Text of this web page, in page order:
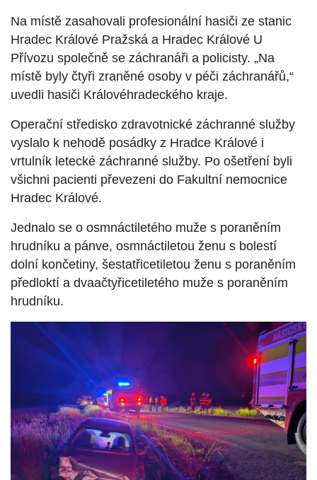
Na místě zasahovali profesionální hasiči ze stanic
Hradec Králové Pražská a Hradec Králové U
Přívozu společně se záchranáři a policisty. „Na
místě byly čtyři zraněné osoby v péči záchranářů,“
uvedli hasiči Královéhradeckého kraje.
Operační středisko zdravotnické záchranné služby
vyslalo k nehodě posádky z Hradce Králové i
vrtulník letecké záchranné služby. Po ošetření byli
všichni pacienti převezeni do Fakultní nemocnice
Hradec Králové.
Jednalo se o osmnáctiletého muže s poraněním
hrudníku a pánve, osmnáctiletou ženu s bolestí
dolní končetiny, šestatřicetiletou ženu s poraněním
předloktí a dvaačtyřicetiletého muže s poraněním
hrudníku.